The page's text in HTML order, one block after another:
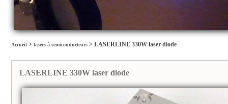
Accueil > lasers à semiconducteurs > LASERLINE 330W laser diode
LASERLINE 330W laser diode